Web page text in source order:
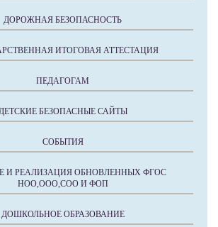
ДОРОЖНАЯ БЕЗОПАСНОСТЬ
ИТОГОВАЯ АТТЕСТАЦИЯ
ПЕДАГОГАМ
ДЕТСКИЕ БЕЗОПАСНЫЕ САЙТЫ
СОБЫТИЯ
И РЕАЛИЗАЦИЯ ОБНОВЛЕННЫХ ФГОС
НОО,ООО,СОО И ФОП
ДОШКОЛЬНОЕ ОБРАЗОВАНИЕ